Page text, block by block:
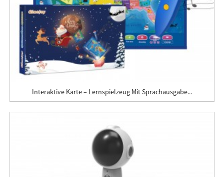
Interaktive Karte – Lernspielzeug Mit Sprachausgabe...